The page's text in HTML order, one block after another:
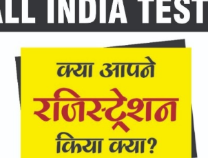
क्विक लिंक्स
मुख्य पेज